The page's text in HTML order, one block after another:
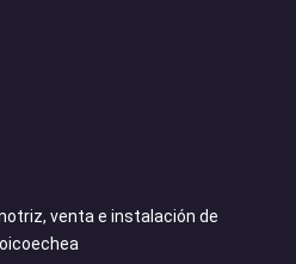
venta e instalación de